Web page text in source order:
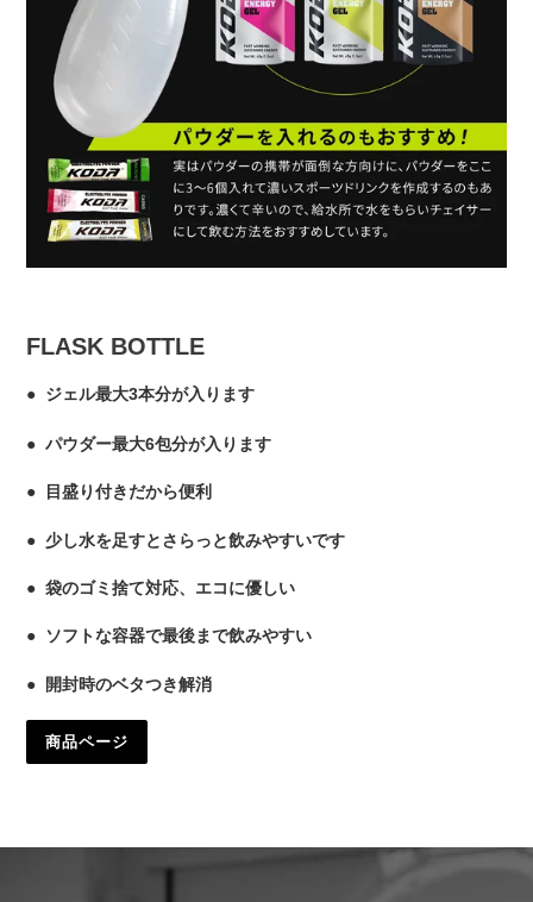
FLASK BOTTLE
● ジェル最大3本分が入ります
● パウダー最大6包分が入ります
● 目盛り付きだから便利
● 少し水を足すとさらっと飲みやすいです
● 袋のゴミ捨て対応、エコに優しい
● ソフトな容器で最後まで飲みやすい
● 開封時のベタつき解消
商品ページ